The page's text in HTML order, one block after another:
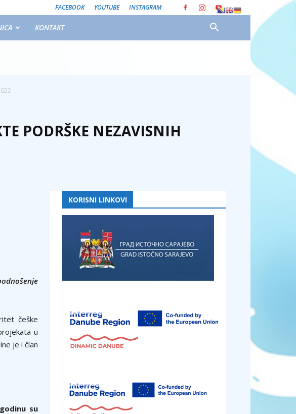
FACEBOOK YOUTUBE INSTAGRAM
KONTAKT
PODRŠKE NEZAVISNIH
češke
u
je i član
su
KORISNI LINKOVI